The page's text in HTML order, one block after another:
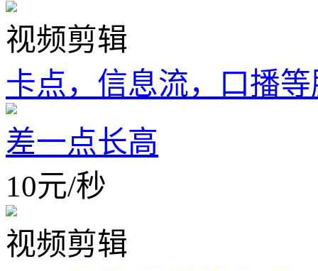
视频剪辑
卡点，信息流，口播
差一点长高
10元/秒
视频剪辑